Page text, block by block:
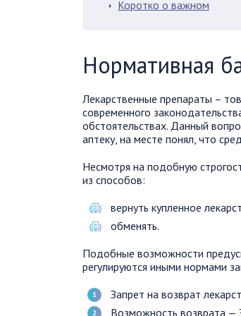
Коротко о важном
Нормативная
Лекарственные препараты –
современного
обстоятельствах. Данный
аптеку, на месте понял, что
Несмотря на подобную
из способов:
вернуть купленное
обменять.
Подобные возможности
регулируются иными нормами
Запрет на возврат
Возможность возврата